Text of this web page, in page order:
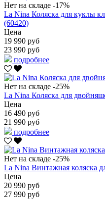
Нет на складе -17%
La Nina Коляска для куклы
(60420)
Цена
19 990 руб
23 990 руб
подробнее
Нет на складе -25%
La Nina Коляска для
Цена
16 490 руб
21 990 руб
подробнее
Нет на складе -25%
La Nina Винтажная коляска
Цена
20 990 руб
27 990 руб